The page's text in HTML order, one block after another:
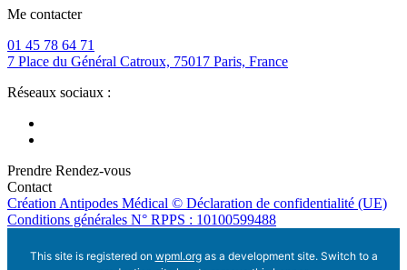
Me contacter
01 45 78 64 71
7 Place du Général Catroux, 75017 Paris, France
Réseaux sociaux :
Prendre Rendez-vous
Contact
Création Antipodes Médical © Déclaration de confidentialité (UE)
Conditions générales N° RPPS : 10100599488
This site is registered on wpml.orgas a development site. Switch to a